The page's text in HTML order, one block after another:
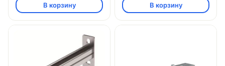
В корзину В корзину